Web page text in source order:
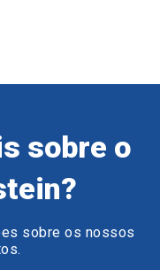
sobre o
sobre os nossos